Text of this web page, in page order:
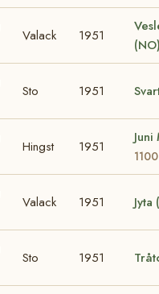
Valack 1951
Sto 1951
Hingst 1951
1100
Valack 1951 Jyta
Sto 1951